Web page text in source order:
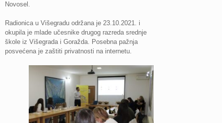
Novosel.
Radionica u Višegradu održana je 23.10.2021. i
okupila je mlade učesnike drugog razreda srednje
škole iz Višegrada i Goražda. Posebna pažnja
posvećena je zaštiti privatnosti na internetu.